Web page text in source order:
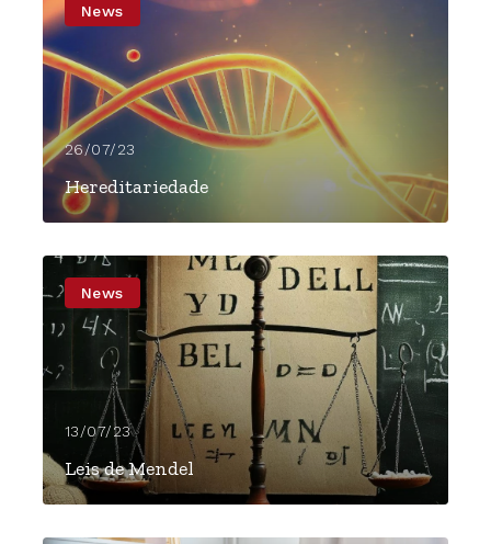
News
26/07/23
Hereditariedade
News
13/07/23
Leis de Mendel